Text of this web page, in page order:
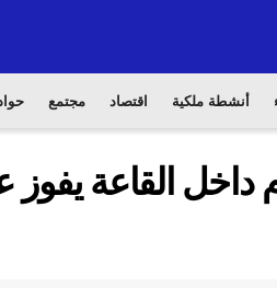
أنشطة ملكية اقتصاد مجتمع
داخل القاعة